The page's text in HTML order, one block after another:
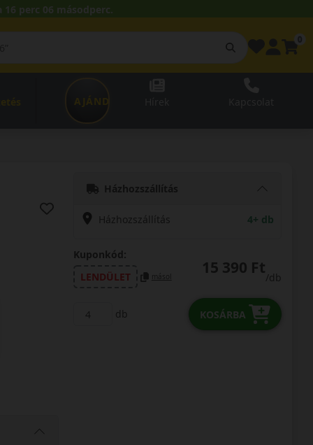
16 perc 05 másodperc.
AJÁNDÉKUTALVÁNY
Házhozszállítás
Házhozszállítás 4+ db
Kuponkód:
LENDÜLET
másol 15 390 Ft
/db
db KOSÁRBA